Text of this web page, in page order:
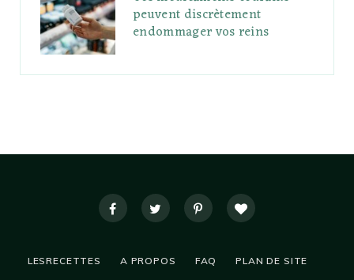
peuvent discrètement
endommager vos reins
LESRECETTES A PROPOS FAQ PLAN DE SITE